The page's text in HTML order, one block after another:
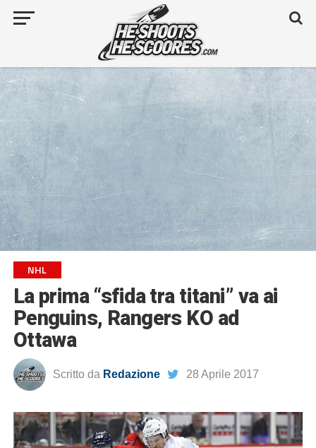
NHL
La prima “sfida tra titani” va ai
Penguins, Rangers KO ad
Ottawa
Scritto da Redazione 28 Aprile 2017